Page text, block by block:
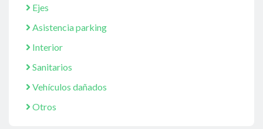
Ejes
Asistencia parking
Interior
Sanitarios
Vehículos dañados
Otros